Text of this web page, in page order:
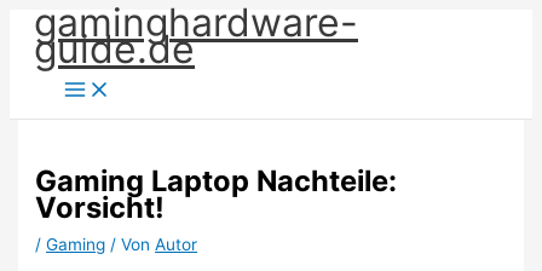
Zum
Inhalt
springen
gaminghardware-
guide.de
Gaming Laptop Nachteile:
Vorsicht!
/Gaming / VonAutor